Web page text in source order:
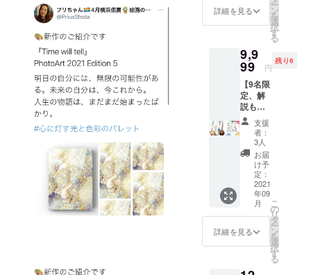
「〇〇
くん」
など備
必ず敬
称付き
でご記
入くだ
さい。
宛名の
いらな
い場合
は「宛
名な
し」と
ご記入
くださ
い。
トカー
ド2枚
+specia
ギフト
用オリ
ジナル
栞2枚
==リ
ターン
の説明
インあ
りの場
合、備
考欄に
「サイ
ンあ
り」と
ご記入
くださ
詳細を見る ー
ン
を
選
択
す
る
9,9
99 円
残り6
【9名限
定、解
説も一
緒に楽
しみた
い方
へ】 本
一冊
+購入者
のお名
前と著
者のサ
イン入
り
+specia
支援
者：
3人
お届
け予
定：
2021
年09
月
詳細を見る
こ
の
リ
タ
ー
ン
を
選
択
す
る